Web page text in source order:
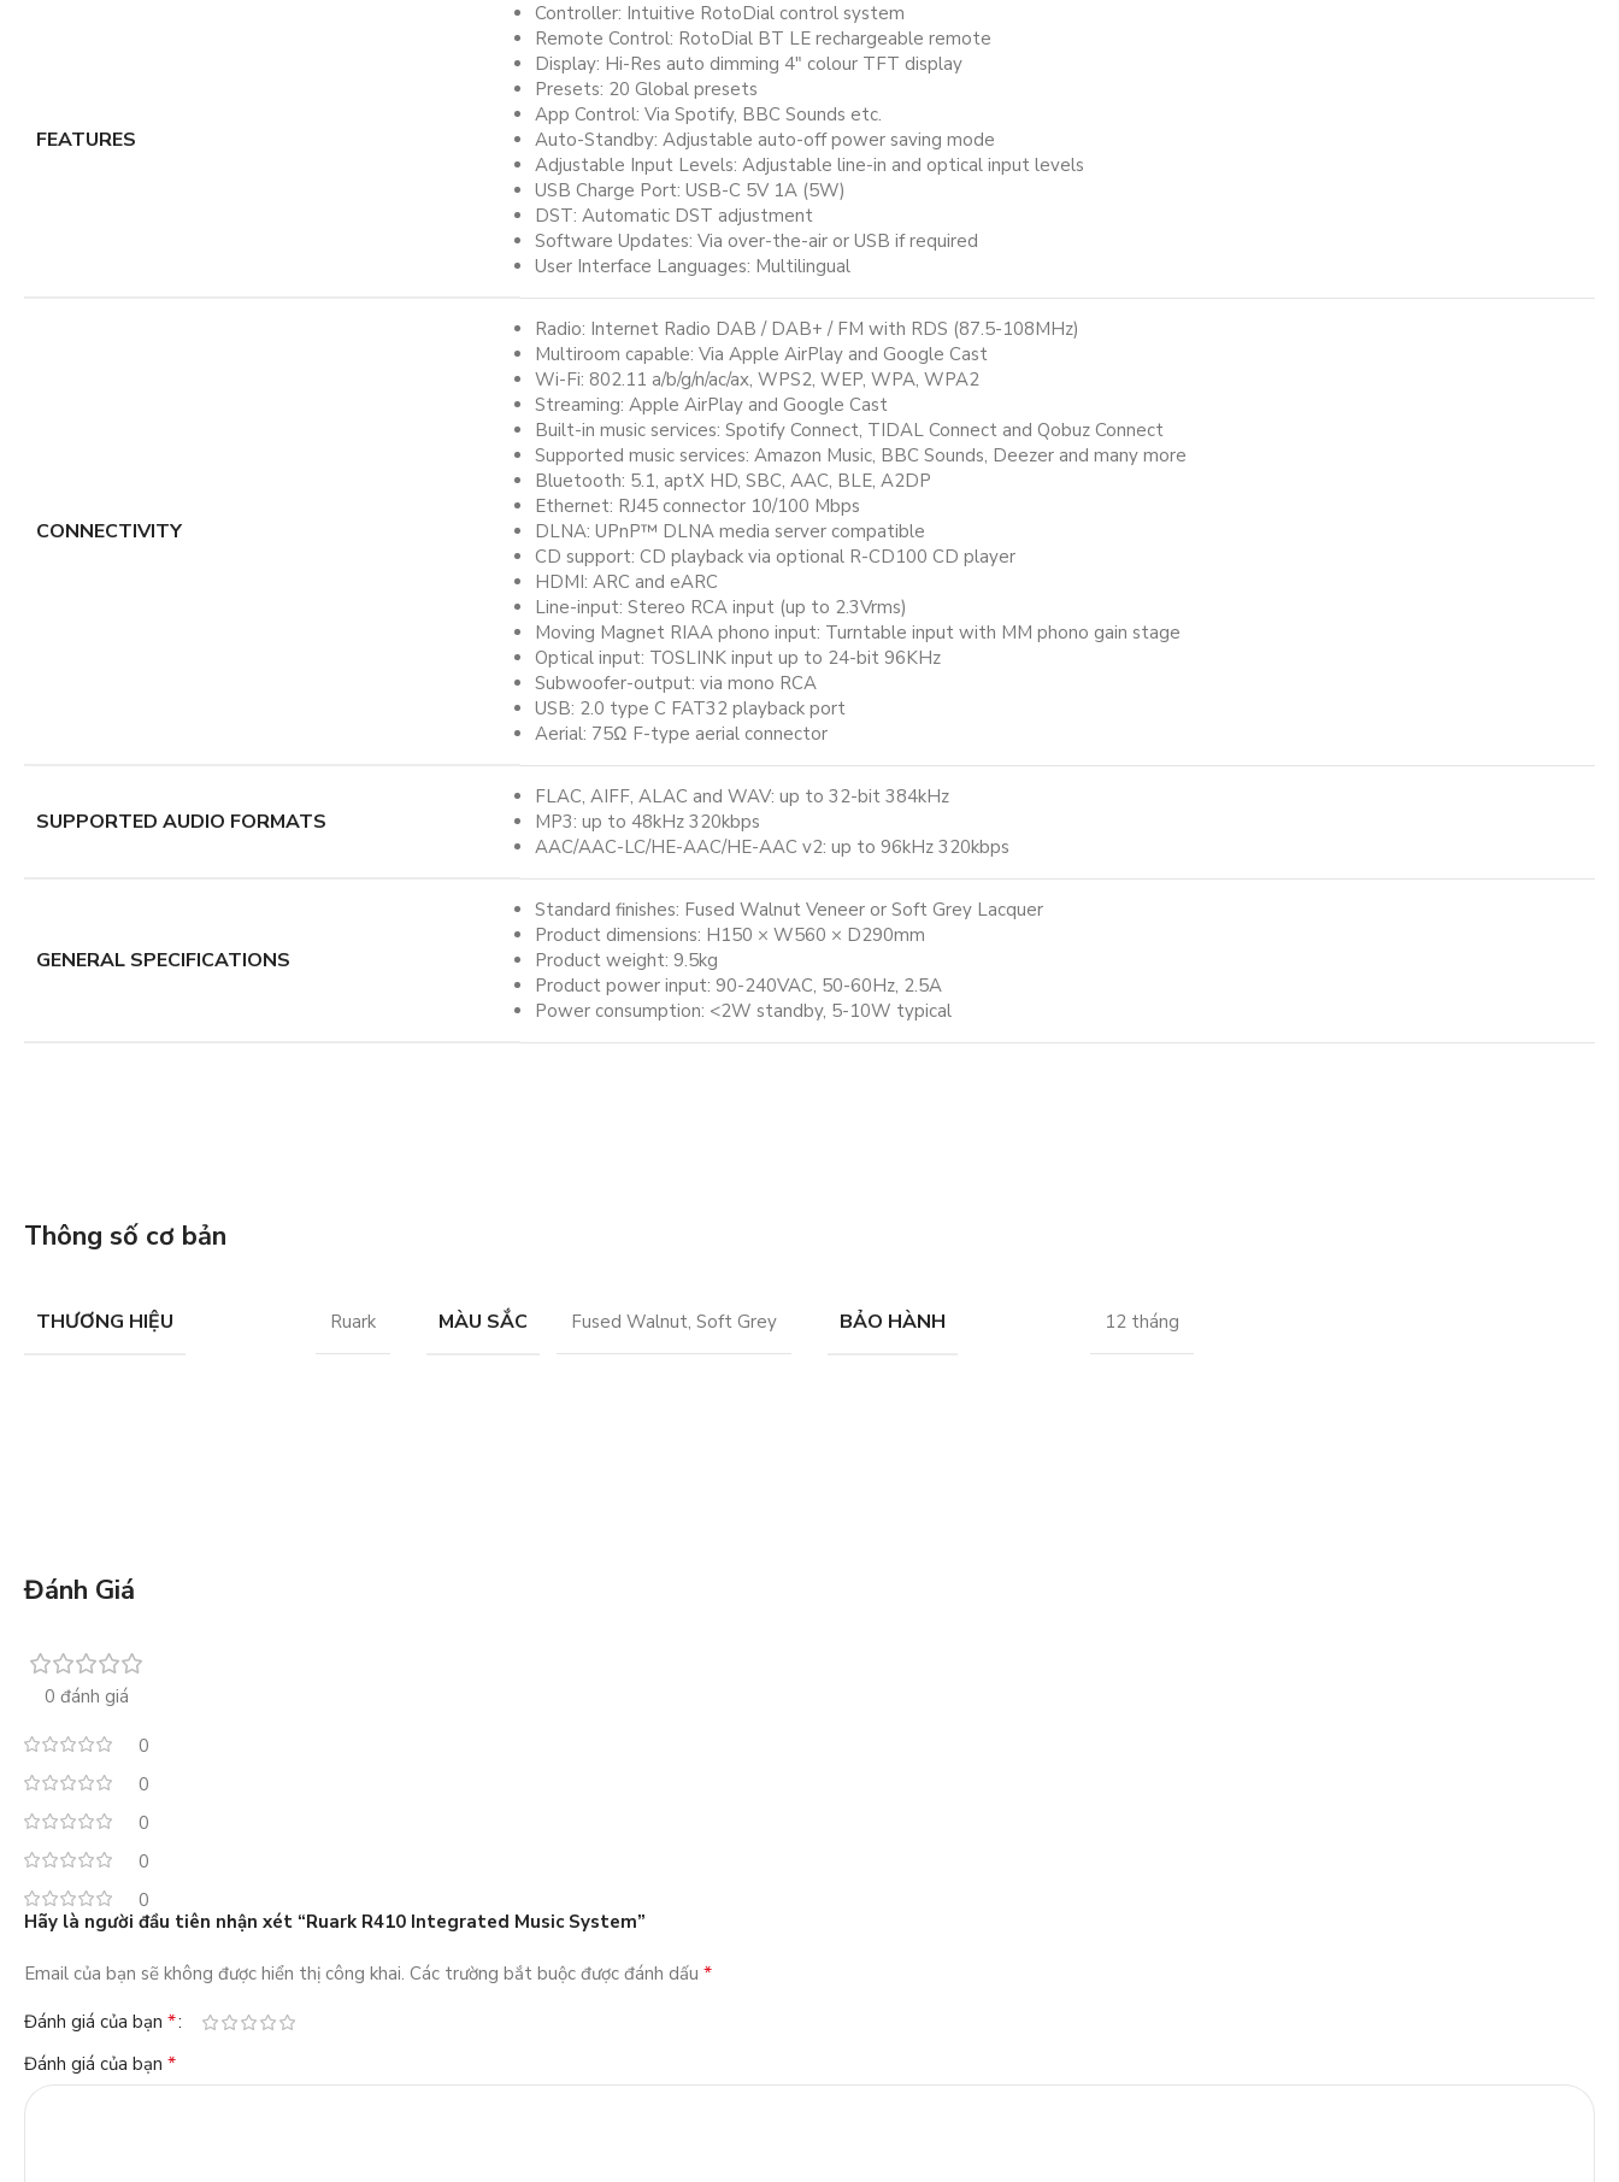
FEATURES
Controller: Intuitive RotoDial control system
Remote Control: RotoDial BT LE rechargeable remote
Display: Hi-Res auto dimming 4″ colour TFT display
Presets: 20 Global presets
App Control: Via Spotify, BBC Sounds etc.
Auto-Standby: Adjustable auto-off power saving mode
Adjustable Input Levels: Adjustable line-in and optical input levels
USB Charge Port: USB-C 5V 1A (5W)
DST: Automatic DST adjustment
Software Updates: Via over-the-air or USB if required
User Interface Languages: Multilingual
CONNECTIVITY
Radio: Internet Radio DAB / DAB+ / FM with RDS (87.5-108MHz)
Multiroom capable: Via Apple AirPlay and Google Cast
Wi-Fi: 802.11 a/b/g/n/ac/ax, WPS2, WEP, WPA, WPA2
Streaming: Apple AirPlay and Google Cast
Built-in music services: Spotify Connect, TIDAL Connect and Qobuz Connect
Supported music services: Amazon Music, BBC Sounds, Deezer and many more
Bluetooth: 5.1, aptX HD, SBC, AAC, BLE, A2DP
Ethernet: RJ45 connector 10/100 Mbps
DLNA: UPnP™ DLNA media server compatible
CD support: CD playback via optional R-CD100 CD player
HDMI: ARC and eARC
Line-input: Stereo RCA input (up to 2.3Vrms)
Moving Magnet RIAA phono input: Turntable input with MM phono gain stage
Optical input: TOSLINK input up to 24-bit 96KHz
Subwoofer-output: via mono RCA
USB: 2.0 type C FAT32 playback port
Aerial: 75Ω F-type aerial connector
SUPPORTED AUDIO FORMATS
FLAC, AIFF, ALAC and WAV: up to 32-bit 384kHz
MP3: up to 48kHz 320kbps
AAC/AAC-LC/HE-AAC/HE-AAC v2: up to 96kHz 320kbps
GENERAL SPECIFICATIONS
Standard finishes: Fused Walnut Veneer or Soft Grey Lacquer
Product dimensions: H150 × W560 × D290mm
Product weight: 9.5kg
Product power input: 90-240VAC, 50-60Hz, 2.5A
Power consumption: <2W standby, 5-10W typical
Thông số cơ bản
THƯƠNG HIỆU Ruark MÀU SẮC Fused Walnut, Soft Grey BẢO HÀNH 12 tháng
Đánh Giá
0 đánh giá
0
0
0
0
0
Hãy là người đầu tiên nhận xét “Ruark R410 Integrated Music System”
Email của bạn sẽ không được hiển thị công khai. Các trường bắt buộc được đánh dấu *
Đánh giá của bạn *
Đánh giá của bạn *